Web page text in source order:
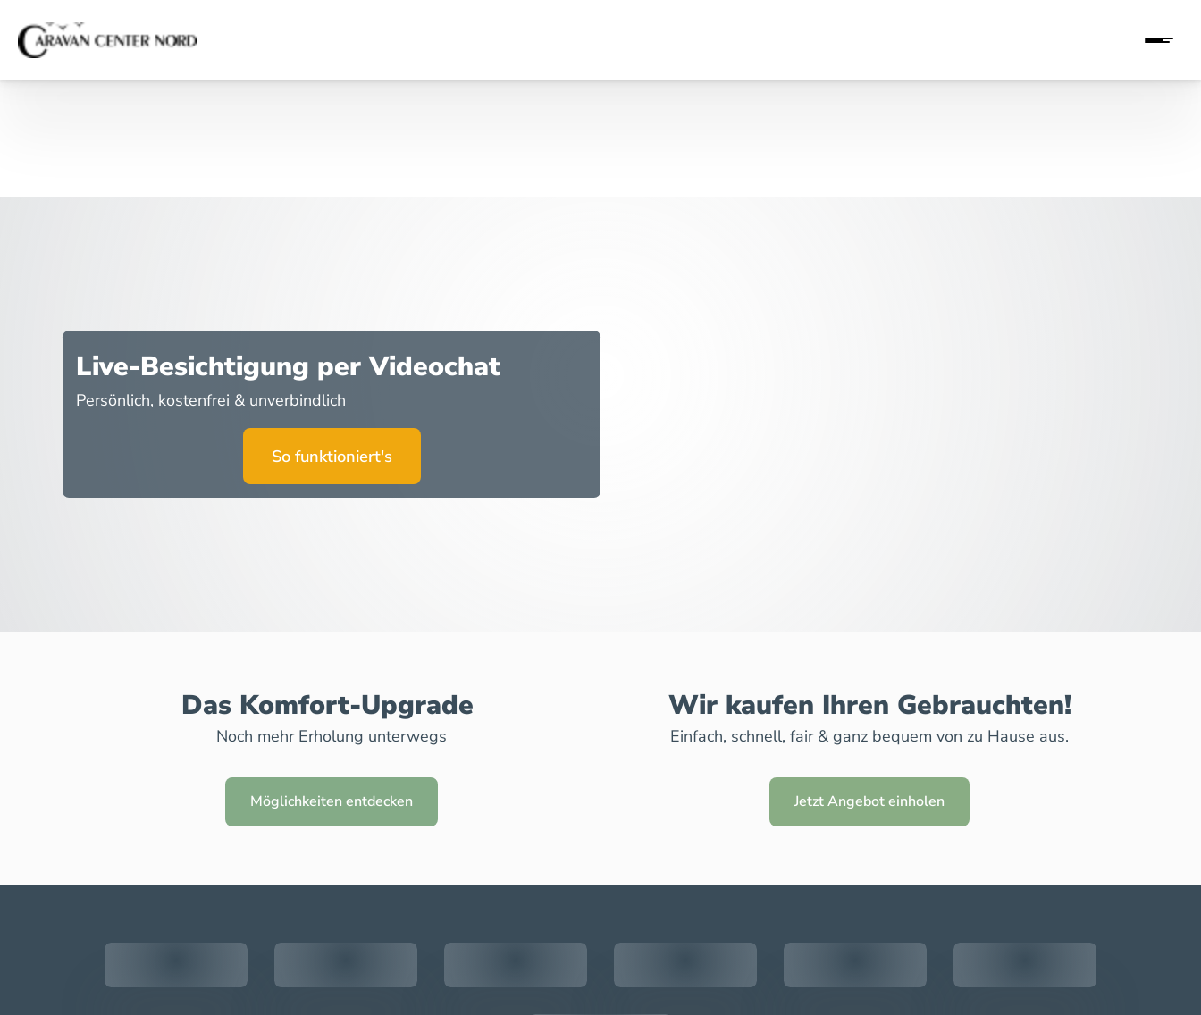
Live-Besichtigung per Videochat
Persönlich, kostenfrei & unverbindlich
So funktioniert's
Das Komfort-Upgrade
Noch mehr Erholung unterwegs
Möglichkeiten entdecken
Wir kaufen Ihren Gebrauchten!
Einfach, schnell, fair & ganz bequem von zu Hause aus.
Jetzt Angebot einholen